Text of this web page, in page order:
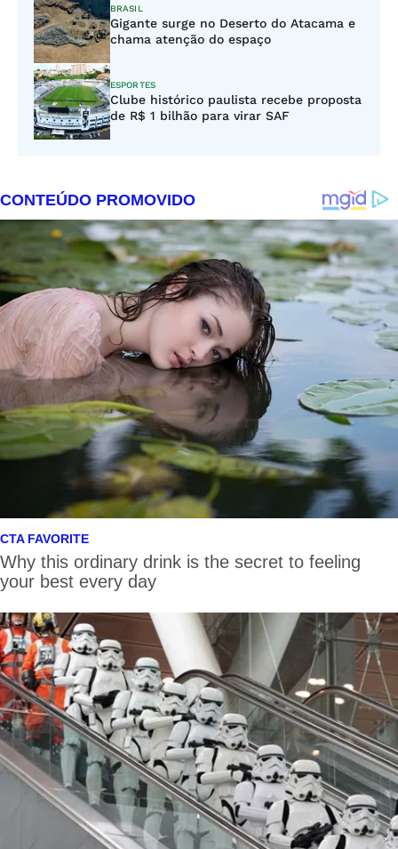
BRASIL
Gigante surge no Deserto do Atacama e
chama atenção do espaço
ESPORTES
Clube histórico paulista recebe proposta
de R$ 1 bilhão para virar SAF